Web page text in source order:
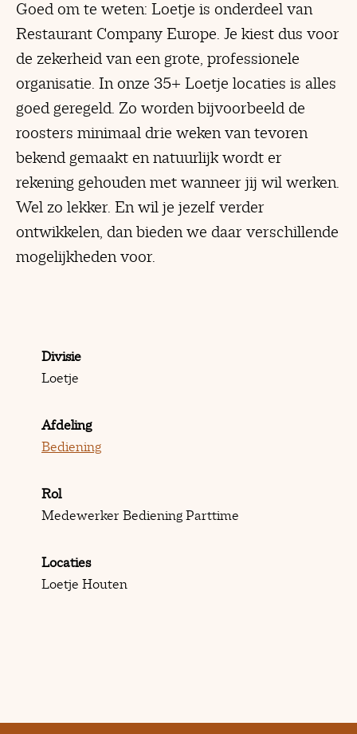
Goed om te weten: Loetje is onderdeel van
Restaurant Company Europe. Je kiest dus voor
de zekerheid van een grote, professionele
organisatie. In onze 35+ Loetje locaties is alles
goed geregeld. Zo worden bijvoorbeeld de
roosters minimaal drie weken van tevoren
bekend gemaakt en natuurlijk wordt er
rekening gehouden met wanneer jij wil werken.
Wel zo lekker. En wil je jezelf verder
ontwikkelen, dan bieden we daar verschillende
mogelijkheden voor.
Divisie
Loetje
Afdeling
Bediening
Rol
Medewerker Bediening Parttime
Locaties
Loetje Houten